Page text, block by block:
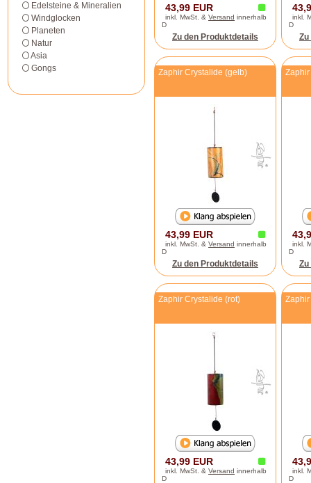
Edelsteine & Mineralien
Windglocken
Planeten
Natur
Asia
Gongs
43,99 EUR
inkl. MwSt. & Versand innerhalb
D
Zu den Produktdetails
inkl.
D
Zaphir Crystalide (gelb)
43,99 EUR
inkl. MwSt. & Versand innerhalb
D
Zu den Produktdetails
inkl.
D
Zaphir Crystalide (rot)
43,99 EUR
inkl. MwSt. & Versand innerhalb
D
inkl.
D